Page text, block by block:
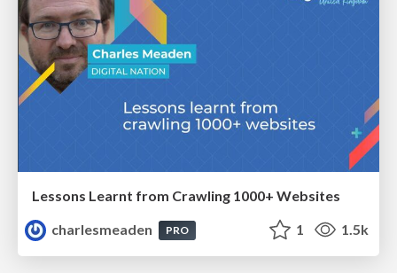
Lessons Learnt from Crawling 1000+ Websites
charlesmeaden
PRO 1 1.5k